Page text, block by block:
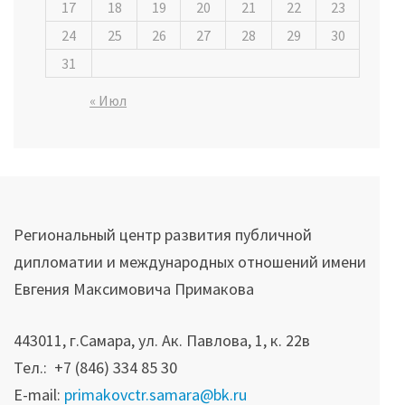
17
18 19 20 21 22
23
24
25 26 27 28 29
30
31
« Июл
Региональный центр развития публичной
дипломатии и международных отношений имени
Евгения Максимовича Примакова
443011, г.Самара, ул. Ак. Павлова, 1, к. 22в
Тел.: +7 (846) 334 85 30
E-mail: primakovctr.samara@bk.ru